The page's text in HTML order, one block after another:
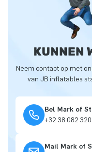
KUNNEN
Neem contact op met
van JB inflatables
Bel Mark of
+32 38 082 320
Mail Mark of